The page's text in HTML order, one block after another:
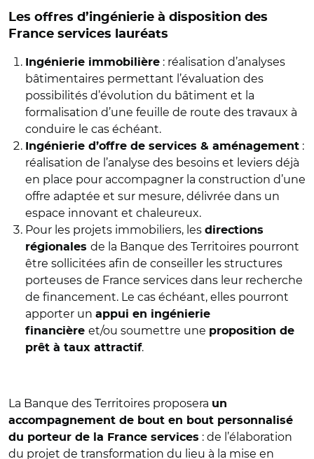
Les offres d’ingénierie à disposition des
France services lauréats
Ingénierie immobilière : réalisation d’analyses
bâtimentaires permettant l’évaluation des
possibilités d’évolution du bâtiment et la
formalisation d’une feuille de route des travaux à
conduire le cas échéant.
Ingénierie d’offre de services & aménagement :
réalisation de l’analyse des besoins et leviers déjà
en place pour accompagner la construction d’une
offre adaptée et sur mesure, délivrée dans un
espace innovant et chaleureux.
Pour les projets immobiliers, les directions
régionales de la Banque des Territoires pourront
être sollicitées afin de conseiller les structures
porteuses de France services dans leur recherche
de financement. Le cas échéant, elles pourront
apporter un appui en ingénierie
financière et/ou soumettre une proposition de
prêt à taux attractif.
La Banque des Territoires proposera un
accompagnement de bout en bout personnalisé
du porteur de la France services : de l’élaboration
du projet de transformation du lieu à la mise en